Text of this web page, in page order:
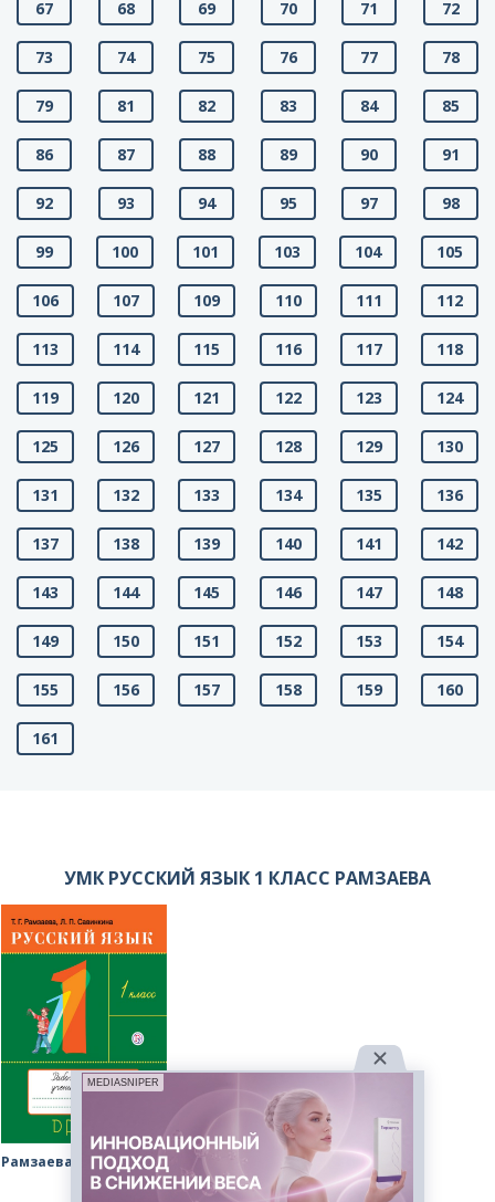
67 68 69 70 71 72
73 74 75 76 77 78
79 81 82 83 84 85
86 87 88 89 90 91
92 93 94 95 97 98
99 100 101 103 104 105
106 107 109 110 111 112
113 114 115 116 117 118
119 120 121 122 123 124
125 126 127 128 129 130
131 132 133 134 135 136
137 138 139 140 141 142
143 144 145 146 147 148
149 150 151 152 153 154
155 156 157 158 159 160
161
УМК РУССКИЙ ЯЗЫК 1 КЛАСС РАМЗАЕВА
Рамзаева рабочая тетрадь
MEDIASNIPER